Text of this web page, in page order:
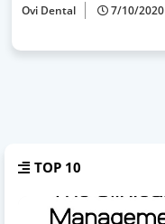
Ovi Dental 7/10/2020
TOP 10